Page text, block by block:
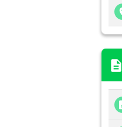
description